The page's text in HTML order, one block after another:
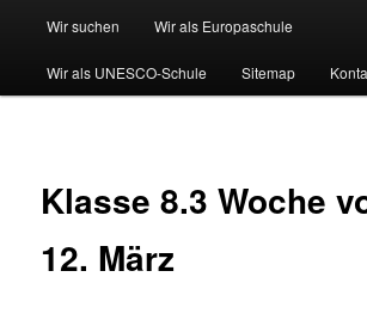
Wir suchen Wir als Europaschule
Wir als UNESCO-Schule Sitemap
Klasse 8.3 Woche
12. März